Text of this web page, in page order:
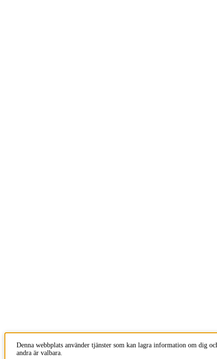
Denna webbplats använder tjänster som kan lagra information om dig
andra är valbara.